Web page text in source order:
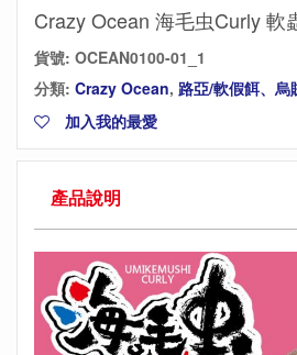
Crazy Ocean 海毛虫Curly 軟
貨號: OCEAN0100-01_1
分類: Crazy Ocean, 路亞/軟假餌、烏
加入我的最愛
產品說明